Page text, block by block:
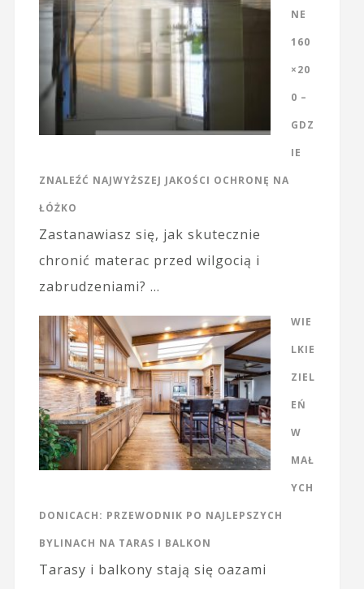
NE
160
×20
0 –
GDZ
IE
ZNALEŹĆ NAJWYŻSZEJ JAKOŚCI OCHRONĘ NA
ŁÓŻKO
Zastanawiasz się, jak skutecznie
chronić materac przed wilgocią i
zabrudzeniami? …
WIE
LKIE
ZIEL
EŃ
W
MAŁ
YCH
DONICACH: PRZEWODNIK PO NAJLEPSZYCH
BYLINACH NA TARAS I BALKON
Tarasy i balkony stają się oazami